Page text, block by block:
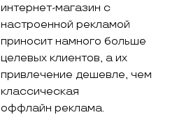
интернет-магазин с
настроенной рекламой
приносит намного больше
целевых клиентов, а их
привлечение дешевле, чем
классическая
оффлайн реклама.